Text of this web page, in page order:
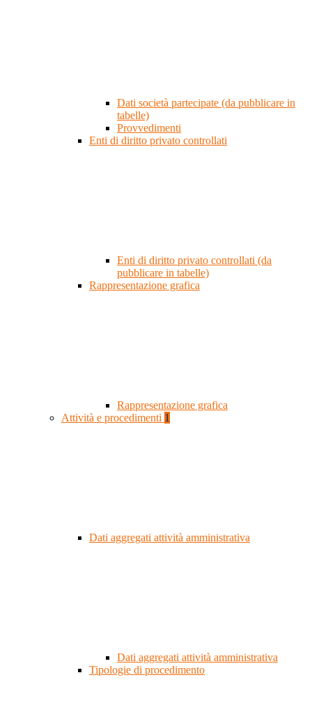
Dati società partecipate (da pubblicare in
tabelle)
Provvedimenti
Enti di diritto privato controllati
Enti di diritto privato controllati (da
pubblicare in tabelle)
Rappresentazione grafica
Rappresentazione grafica
Attività e procedimenti 1
Dati aggregati attività amministrativa
Dati aggregati attività amministrativa
Tipologie di procedimento